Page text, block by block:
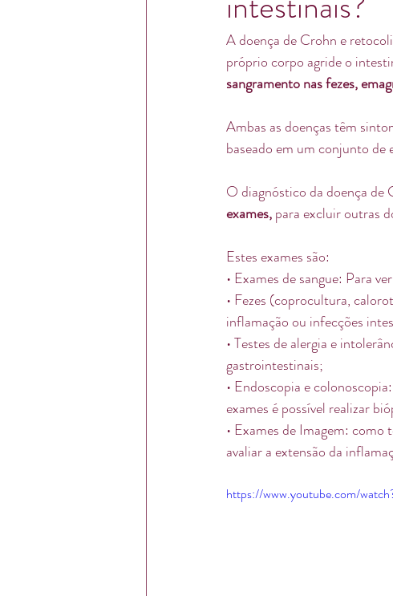
A doença de Crohn e
próprio corpo agride o
sangramento nas fezes,
Ambas as doenças têm
baseado em um conjunto de
O diagnóstico da doença de
exames, para excluir outras
Estes exames são:
• Exames de sangue: Para
• Fezes (coprocultura,
inflamação ou infecções
• Testes de alergia e
gastrointestinais;
• Endoscopia e
exames é possível realizar
• Exames de Imagem:
avaliar a extensão da
https://www.youtube.com/